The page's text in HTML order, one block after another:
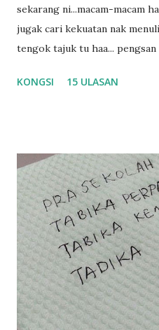
sekarang ni...macam-macam
jugak cari kekuatan nak
tengok tajuk tu haa...
tau? yang sebut tu anak
balik keja aku ajak la shah
sikit...dalam perjalanan dari
kami memang akan pimpin
dalam... dan kebiasanya bagi
bahagi lah siapa nak pimpin
dukung adik hadi sambil
ngah dengan abg long
kalau ikut anak-anak semua
ba...
KONGSI 15 ULASAN